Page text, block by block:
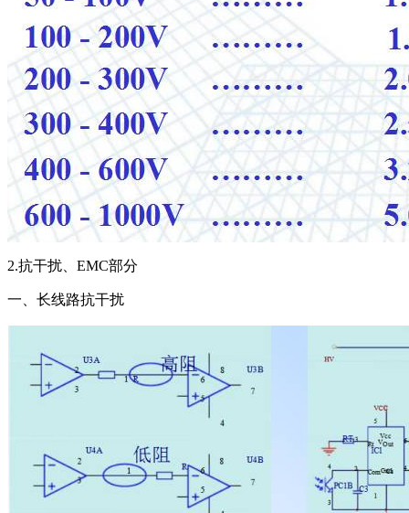
2.抗干扰、EMC部分
一、长线路抗干扰